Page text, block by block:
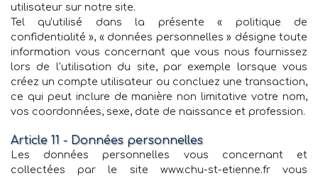
utilisateur sur notre site.
Tel qu'utilisé dans la présente « politique de
confidentialité », « données personnelles » désigne toute
information vous concernant que vous nous fournissez
lors de l'utilisation du site, par exemple lorsque vous
créez un compte utilisateur ou concluez une transaction,
ce qui peut inclure de manière non limitative votre nom,
vos coordonnées, sexe, date de naissance et profession.
Article 11 - Données personnelles
Les données personnelles vous concernant et
collectées par le site www.chu-st-etienne.fr vous